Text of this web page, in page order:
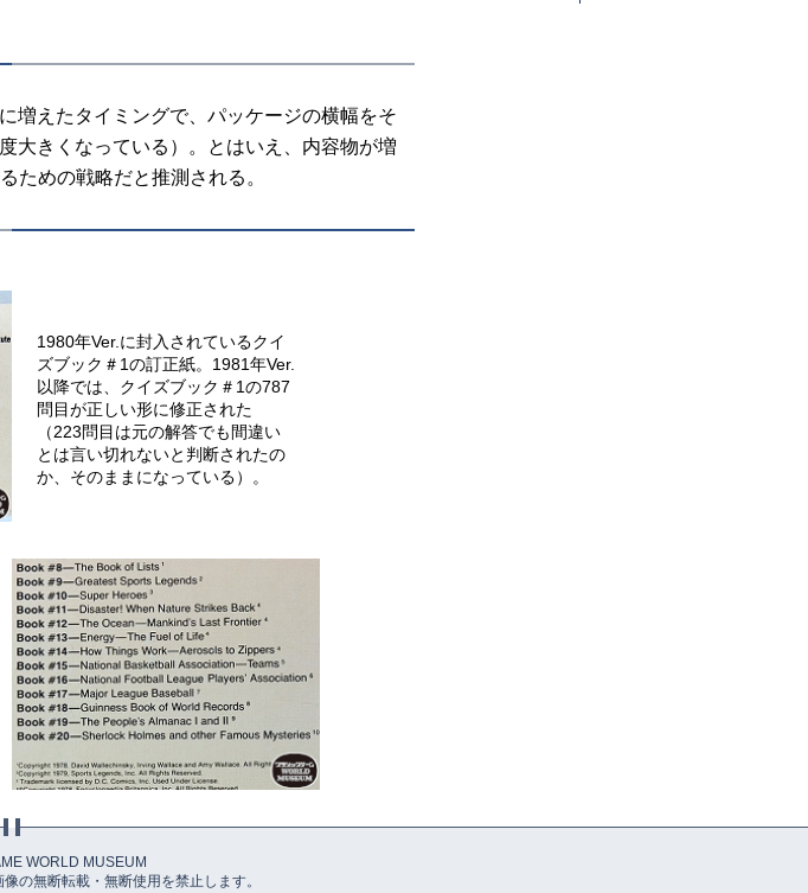
えたタイミングで、パッケージの横幅をそ
大きくなっている）。とはいえ、内容物が増
ための戦略だと推測される。
1980年Ver.に封入されているクイ
ズブック＃1の訂正紙。1981年Ver.
以降では、クイズブック＃1の787
問目が正しい形に修正された
（223問目は元の解答でも間違い
とは言い切れないと判断されたの
か、そのままになっている）。
WORLD MUSEUM
の無断転載・無断使用を禁止します。